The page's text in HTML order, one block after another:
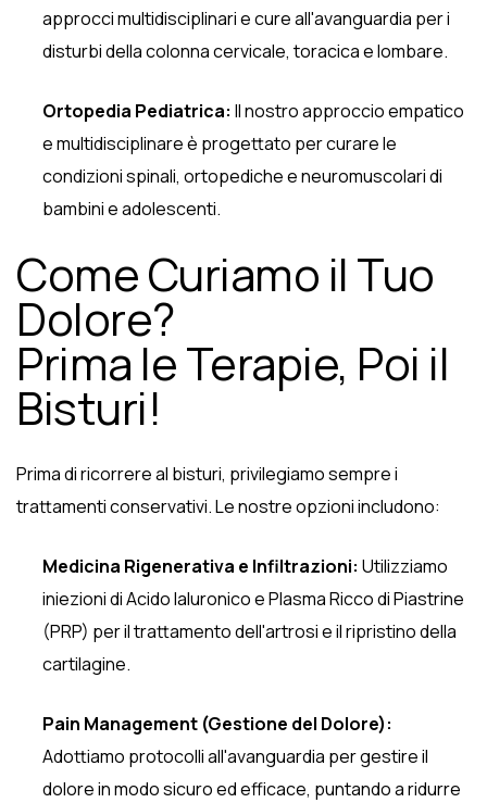
approcci multidisciplinari e cure all'avanguardia per i
disturbi della colonna cervicale, toracica e lombare.
Ortopedia Pediatrica: Il nostro approccio empatico
e multidisciplinare è progettato per curare le
condizioni spinali, ortopediche e neuromuscolari di
bambini e adolescenti.
Come Curiamo il Tuo
Dolore?
Prima le Terapie, Poi il
Bisturi!
Prima di ricorrere al bisturi, privilegiamo sempre i
trattamenti conservativi. Le nostre opzioni includono:
Medicina Rigenerativa e Infiltrazioni: Utilizziamo
iniezioni di Acido Ialuronico e Plasma Ricco di Piastrine
(PRP) per il trattamento dell'artrosi e il ripristino della
cartilagine.
Pain Management (Gestione del Dolore):
Adottiamo protocolli all'avanguardia per gestire il
dolore in modo sicuro ed efficace, puntando a ridurre